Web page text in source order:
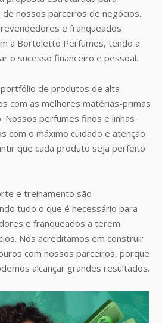
nossos parceiros de negócios.
e franqueados
a Bortoletto Perfumes, tendo a
o sucesso financeiro e pessoal.
de produtos de alta
com as melhores matérias-primas
Nossos perfumes finos e linhas
com o máximo cuidado e atenção
que cada produto seja perfeito
e treinamento são
tudo o que é necessário para
e franqueados a terem
Nós acreditamos em construir
com nossos parceiros, porque
alcançar grandes resultados.